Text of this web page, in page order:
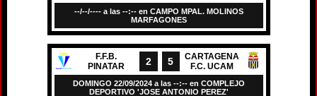
--/--/---- a las --:-- en CAMPO MPAL. MOLINOS
MARFAGONES
F.F.B.
PINATAR
2 5
CARTAGENA
F.C. UCAM
DOMINGO 22/09/2024 a las --:-- en COMPLEJO
DEPORTIVO 'JOSE ANTONIO PEREZ'